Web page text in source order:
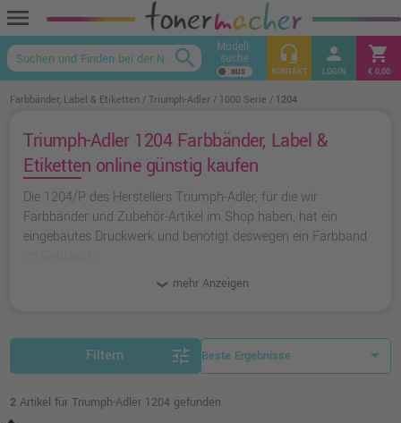
menu
keyboard_arrow_up
search Modell-
suche headset_mic
KONTAKT
person
LOGIN
shopping_cart
€ 0,00
Farbbänder, Label & Etiketten Triumph-Adler 1000 Serie 1204
Triumph-Adler 1204 Farbbänder, Label &
Etiketten online günstig kaufen
Die 1204/P des Herstellers Triumph-Adler, für die wir
Farbbänder und Zubehör-Artikel im Shop haben, hat ein
eingebautes Druckwerk und benötigt deswegen ein Farbband
mehr Anzeigen
Filtern tune
2 Artikel für Triumph-Adler 1204 gefunden